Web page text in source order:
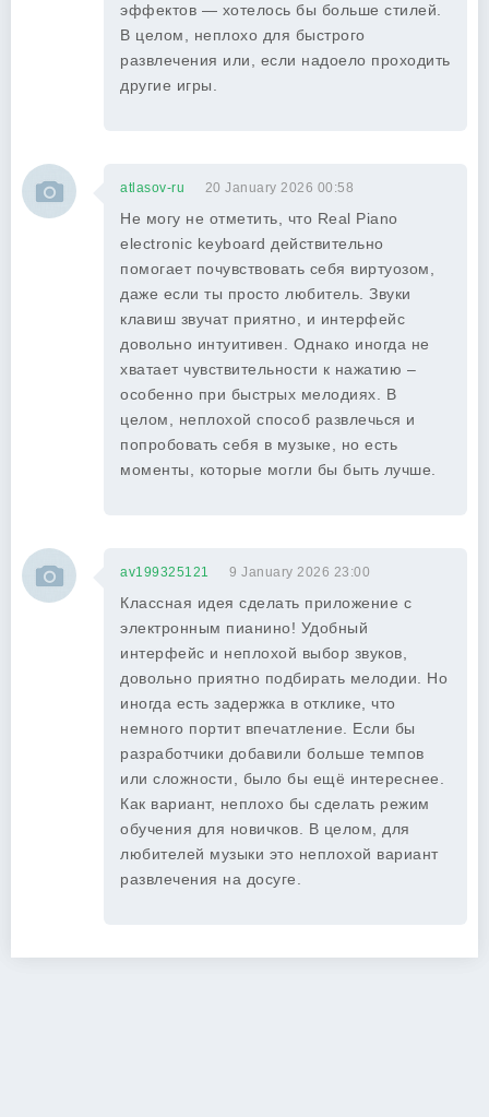
эффектов — хотелось бы больше стилей.
В целом, неплохо для быстрого
развлечения или, если надоело проходить
другие игры.
atlasov-ru 20 January 2026 00:58
Не могу не отметить, что Real Piano
electronic keyboard действительно
помогает почувствовать себя виртуозом,
даже если ты просто любитель. Звуки
клавиш звучат приятно, и интерфейс
довольно интуитивен. Однако иногда не
хватает чувствительности к нажатию –
особенно при быстрых мелодиях. В
целом, неплохой способ развлечься и
попробовать себя в музыке, но есть
моменты, которые могли бы быть лучше.
av199325121 9 January 2026 23:00
Классная идея сделать приложение с
электронным пианино! Удобный
интерфейс и неплохой выбор звуков,
довольно приятно подбирать мелодии. Но
иногда есть задержка в отклике, что
немного портит впечатление. Если бы
разработчики добавили больше темпов
или сложности, было бы ещё интереснее.
Как вариант, неплохо бы сделать режим
обучения для новичков. В целом, для
любителей музыки это неплохой вариант
развлечения на досуге.